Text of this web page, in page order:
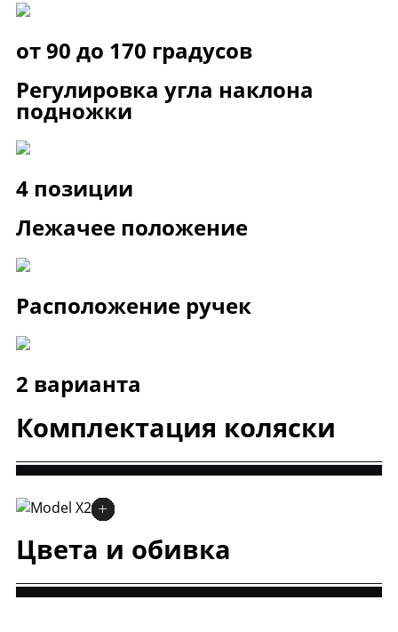
от 90 до 170 градусов
Регулировка угла наклона
подножки
4 позиции
Лежачее положение
Расположение ручек
2 варианта
Комплектация коляски
Цвета и обивка